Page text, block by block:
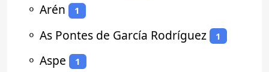
⚬ Arén 1
⚬ As Pontes de García Rodríguez 1
⚬ Aspe 1